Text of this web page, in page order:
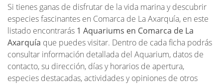
Si tienes ganas de disfrutar de la vida marina y descubrir
especies fascinantes en Comarca de La Axarquía, en este
listado encontrarás 1 Aquariums en Comarca de La
Axarquía que puedes visitar. Dentro de cada ficha podrás
consultar información detallada del Aquarium, datos de
contacto, su dirección, días y horarios de apertura,
especies destacadas, actividades y opiniones de otros